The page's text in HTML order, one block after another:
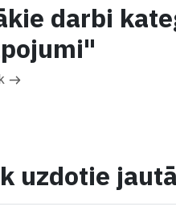
darbi
uzdotie